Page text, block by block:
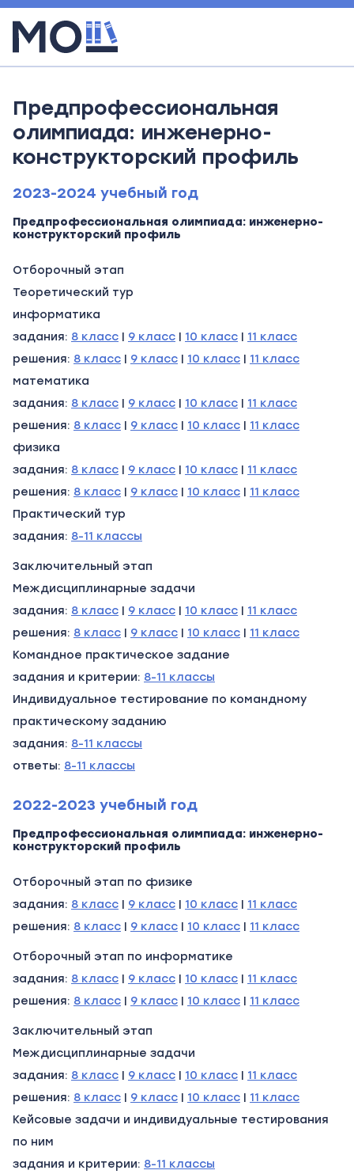
Предпрофессиональная
олимпиада: инженерно-
конструкторский профиль
2023-2024 учебный год
Предпрофессиональная олимпиада: инженерно-
конструкторский профиль
Отборочный этап
Теоретический тур
информатика
задания: 8 класс | 9 класс | 10 класс | 11 класс
решения: 8 класс | 9 класс | 10 класс | 11 класс
математика
задания: 8 класс | 9 класс | 10 класс | 11 класс
решения: 8 класс | 9 класс | 10 класс | 11 класс
физика
задания: 8 класс | 9 класс | 10 класс | 11 класс
решения: 8 класс | 9 класс | 10 класс | 11 класс
Практический тур
задания: 8-11 классы
Заключительный этап
Междисциплинарные задачи
задания: 8 класс | 9 класс | 10 класс | 11 класс
решения: 8 класс | 9 класс | 10 класс | 11 класс
Командное практическое задание
задания и критерии: 8-11 классы
Индивидуальное тестирование по командному
практическому заданию
задания: 8-11 классы
ответы: 8-11 классы
2022-2023 учебный год
Предпрофессиональная олимпиада: инженерно-
конструкторский профиль
Отборочный этап по физике
задания: 8 класс | 9 класс | 10 класс | 11 класс
решения: 8 класс | 9 класс | 10 класс | 11 класс
Отборочный этап по информатике
задания: 8 класс | 9 класс | 10 класс | 11 класс
решения: 8 класс | 9 класс | 10 класс | 11 класс
Заключительный этап
Междисциплинарные задачи
задания: 8 класс | 9 класс | 10 класс | 11 класс
решения: 8 класс | 9 класс | 10 класс | 11 класс
Кейсовые задачи и индивидуальные тестирования
по ним
задания и критерии: 8-11 классы